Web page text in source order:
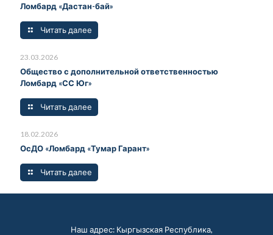
Ломбард «Дастан-бай»
Читать далее
23.03.2026
Общество с дополнительной ответственностью
Ломбард «СС Юг»
Читать далее
18.02.2026
ОсДО «Ломбард «Тумар Гарант»
Читать далее
Наш адрес: Кыргызская Республика,